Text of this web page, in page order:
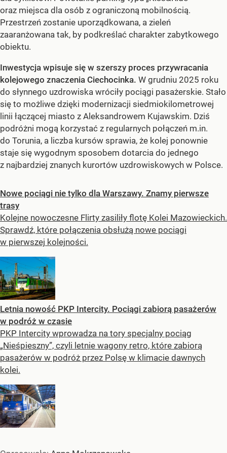
oraz miejsca dla osób z ograniczoną mobilnością.
Przestrzeń zostanie uporządkowana, a zieleń
zaaranżowana tak, by podkreślać charakter zabytkowego
obiektu.
Inwestycja wpisuje się w szerszy proces przywracania
kolejowego znaczenia Ciechocinka. W grudniu 2025 roku
do słynnego uzdrowiska wróciły pociągi pasażerskie. Stało
się to możliwe dzięki modernizacji siedmiokilometrowej
linii łączącej miasto z Aleksandrowem Kujawskim. Dziś
podróżni mogą korzystać z regularnych połączeń m.in.
do Torunia, a liczba kursów sprawia, że kolej ponownie
staje się wygodnym sposobem dotarcia do jednego
z najbardziej znanych kurortów uzdrowiskowych w Polsce.
Nowe pociągi nie tylko dla Warszawy. Znamy pierwsze
trasy
Kolejne nowoczesne Flirty zasiliły flotę Kolei Mazowieckich.
Sprawdź, które połączenia obsłużą nowe pociągi
w pierwszej kolejności.
Letnia nowość PKP Intercity. Pociągi zabiorą pasażerów
w podróż w czasie
PKP Intercity wprowadza na tory specjalny pociąg
„Nieśpieszny”, czyli letnie wagony retro, które zabiorą
pasażerów w podróż przez Polsę w klimacie dawnych
kolei.